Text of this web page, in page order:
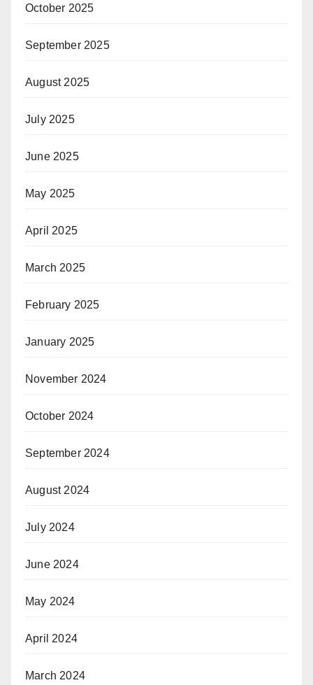
October 2025
September 2025
August 2025
July 2025
June 2025
May 2025
April 2025
March 2025
February 2025
January 2025
November 2024
October 2024
September 2024
August 2024
July 2024
June 2024
May 2024
April 2024
March 2024